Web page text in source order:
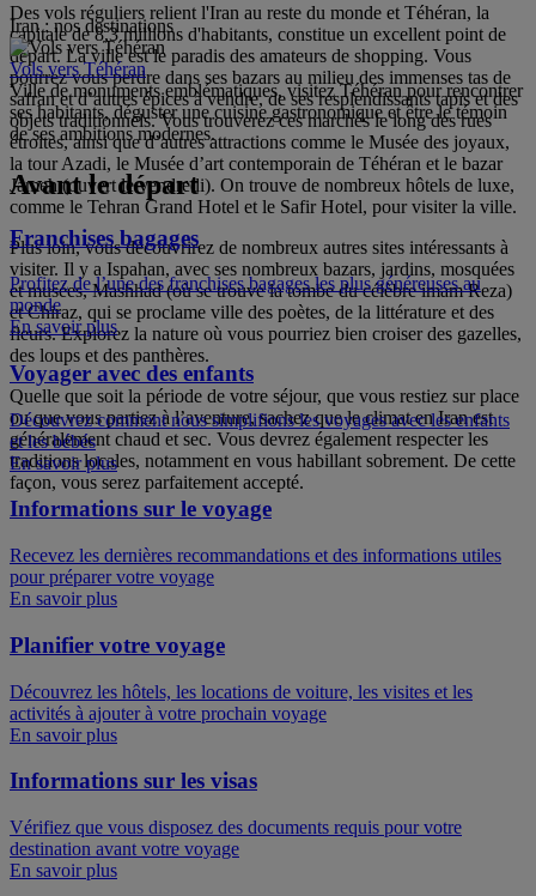
Des vols réguliers relient l'Iran au reste du monde et Téhéran, la
capitale de 8,3 millions d'habitants, constitue un excellent point de
départ. La ville est le paradis des amateurs de shopping. Vous
pourrez vous perdre dans ses bazars au milieu des immenses tas de
safran et d’autres épices à vendre, de ses resplendissants tapis et des
objets traditionnels. Vous trouverez ces marchés le long des rues
étroites, ainsi que d’autres attractions comme le Musée des joyaux,
la tour Azadi, le Musée d’art contemporain de Téhéran et le bazar
Jameh (ouvert le vendredi). On trouve de nombreux hôtels de luxe,
comme le Tehran Grand Hotel et le Safir Hotel, pour visiter la ville.
Plus loin, vous découvrirez de nombreux autres sites intéressants à
visiter. Il y a Ispahan, avec ses nombreux bazars, jardins, mosquées
et musées, Mashhad (où se trouve la tombe du célèbre imam Reza)
et Chiraz, qui se proclame ville des poètes, de la littérature et des
fleurs. Explorez la nature où vous pourriez bien croiser des gazelles,
des loups et des panthères.
Quelle que soit la période de votre séjour, que vous restiez sur place
ou que vous partiez à l’aventure, sachez que le climat en Iran est
généralement chaud et sec. Vous devrez également respecter les
traditions locales, notamment en vous habillant sobrement. De cette
façon, vous serez parfaitement accepté.
Iran : nos destinations
Vols vers Téhéran
Ville de monuments emblématiques, visitez Téhéran pour rencontrer
ses habitants, déguster une cuisine gastronomique et être le témoin
de ses ambitions modernes.
Avant le départ
Franchises bagages
Profitez de l’une des franchises bagages les plus généreuses au
monde
En savoir plus
Voyager avec des enfants
Découvrez comment nous simplifions les voyages avec les enfants
et les bébés
En savoir plus
Informations sur le voyage
Recevez les dernières recommandations et des informations utiles
pour préparer votre voyage
En savoir plus
Planifier votre voyage
Découvrez les hôtels, les locations de voiture, les visites et les
activités à ajouter à votre prochain voyage
En savoir plus
Informations sur les visas
Vérifiez que vous disposez des documents requis pour votre
destination avant votre voyage
En savoir plus